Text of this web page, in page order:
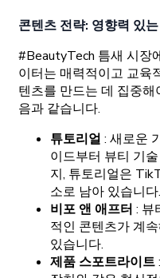
콘텐츠 전략: 영향력 있
#BeautyTech 틈새 시장
이터는 매력적이고 교육
텐츠를 만드는 데 집중
음과 같습니다.
튜토리얼 : 새로운
이드부터 뷰티 기
지, 튜토리얼은
소로 남아 있습니다.
비포 앤 애프터 : 뷰
적인 콘텐츠가 계
있습니다.
제품 스포트라이트